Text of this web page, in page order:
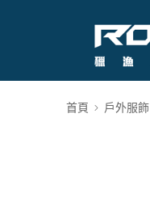
首頁 戶外服飾